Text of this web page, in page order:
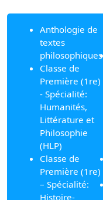
Anthologie de
textes
philosophiques
Classe de
Première (1re)
- Spécialité:
Humanités,
Littérature et
Philosophie
(HLP)
Classe de
Première (1re)
– Spécialité:
Histoire-